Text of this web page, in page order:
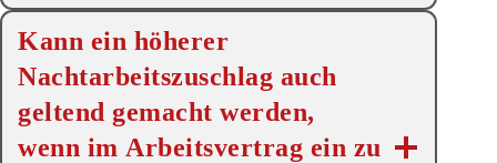
Kann ein höherer
Nachtarbeitszuschlag auch
geltend gemacht werden,
wenn im Arbeitsvertrag ein zu